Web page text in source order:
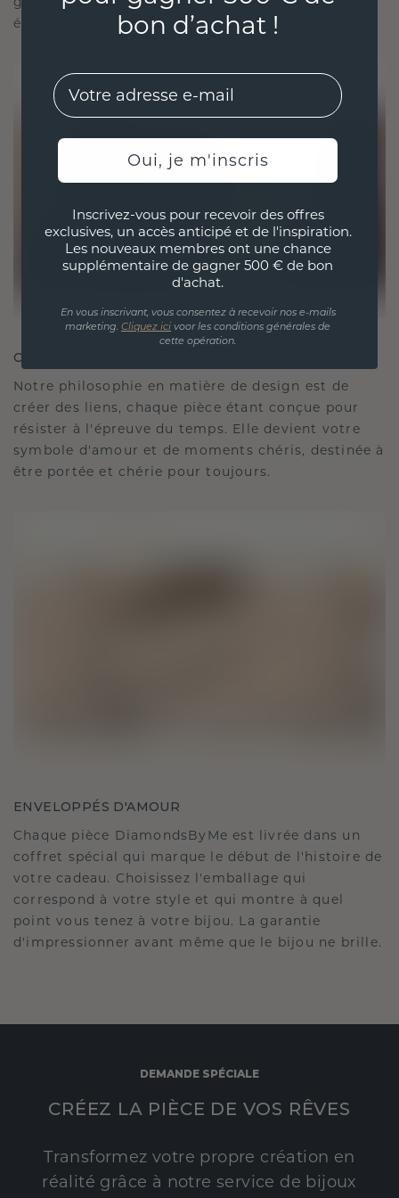
éthiques qu'exquis.
CRÉÉ POUR LA CONNEXION
Notre philosophie en matière de design est de
créer des liens, chaque pièce étant conçue pour
résister à l'épreuve du temps. Elle devient votre
symbole d'amour et de moments chéris, destinée à
être portée et chérie pour toujours.
ENVELOPPÉS D'AMOUR
Chaque pièce DiamondsByMe est livrée dans un
coffret spécial qui marque le début de l'histoire de
votre cadeau. Choisissez l'emballage qui
correspond à votre style et qui montre à quel
point vous tenez à votre bijou. La garantie
d'impressionner avant même que le bijou ne brille.
DEMANDE SPÉCIALE
CRÉEZ LA PIÈCE DE VOS RÊVES
Transformez votre propre création en
réalité grâce à notre service de bijoux
bon d’achat !
EMail
Oui, je m'inscris
Inscrivez-vous pour recevoir des offres
exclusives, un accès anticipé et de l'inspiration.
Les nouveaux membres ont une chance
supplémentaire de gagner 500 € de bon
d'achat.
En vous inscrivant, vous consentez à recevoir nos e-mails
marketing. Cliquez ici voor les conditions générales de
cette opération.